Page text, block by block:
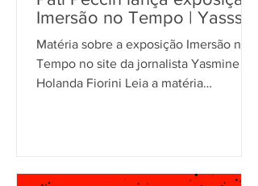
Imersão no Tempo | Yasss
Matéria sobre a exposição Imersão no
Tempo no site da jornalista Yasmine
Holanda Fiorini Leia a matéria